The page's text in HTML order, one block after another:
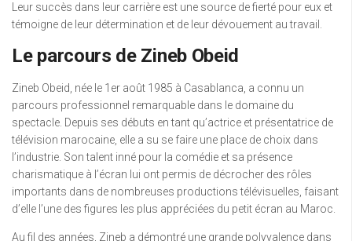
Leur succès dans leur carrière est une source de fierté pour eux et
témoigne de leur détermination et de leur dévouement au travail.
Le parcours de Zineb Obeid
Zineb Obeid, née le 1er août 1985 à Casablanca, a connu un
parcours professionnel remarquable dans le domaine du
spectacle. Depuis ses débuts en tant qu’actrice et présentatrice de
télévision marocaine, elle a su se faire une place de choix dans
l’industrie. Son talent inné pour la comédie et sa présence
charismatique à l’écran lui ont permis de décrocher des rôles
importants dans de nombreuses productions télévisuelles, faisant
d’elle l’une des figures les plus appréciées du petit écran au Maroc.
Au fil des années, Zineb a démontré une grande polyvalence dans